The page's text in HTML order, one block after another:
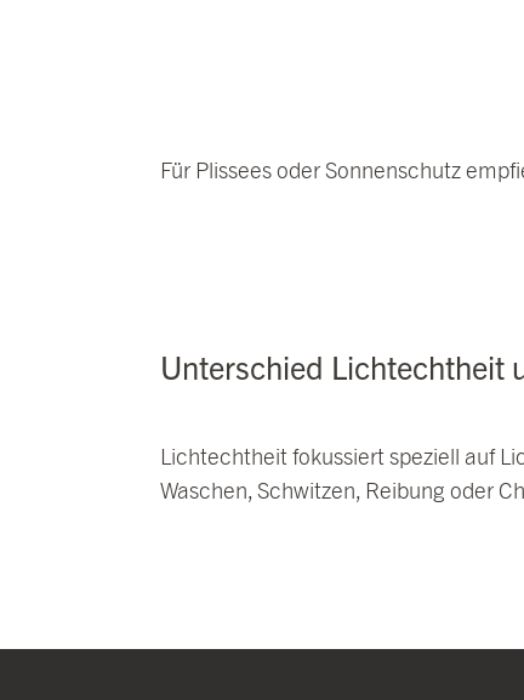
Für Plissees oder Sonnenschutz
Unterschied Lichtechtheit
Lichtechtheit fokussiert speziell auf
Waschen, Schwitzen, Reibung oder